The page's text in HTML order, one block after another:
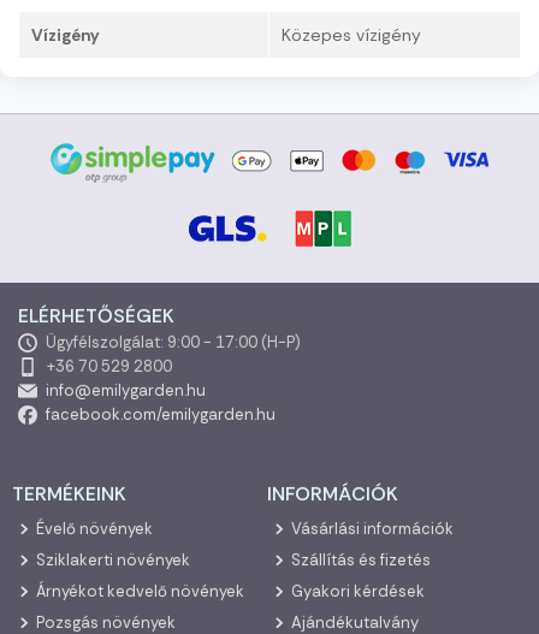
Vízigény Közepes vízigény
ELÉRHETŐSÉGEK
Ügyfélszolgálat: 9:00 - 17:00 (H-P)
+36 70 529 2800
info@emilygarden.hu
facebook.com/emilygarden.hu
TERMÉKEINK
Évelő növények
Sziklakerti növények
Árnyékot kedvelő növények
Pozsgás növények
INFORMÁCIÓK
Vásárlási információk
Szállítás és fizetés
Gyakori kérdések
Ajándékutalvány